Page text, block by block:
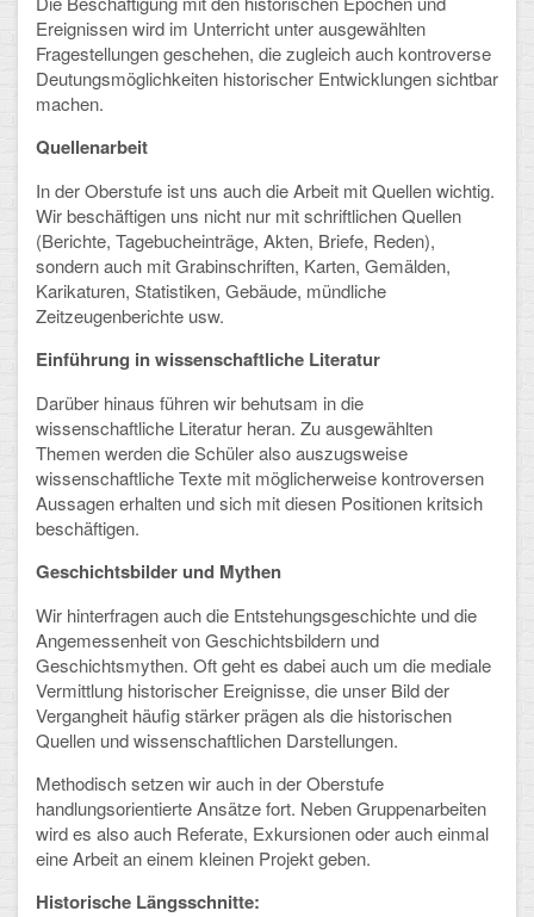
CLOUD
Lernraum Berlin
Nextcloud (Eigene Dateien und Tauschordner)
Gitlab
Ereignissen wird im Unterricht unter ausgewählten
Fragestellungen geschehen, die zugleich auch kontroverse
Deutungsmöglichkeiten historischer Entwicklungen sichtbar
machen.
Quellenarbeit
In der Oberstufe ist uns auch die Arbeit mit Quellen wichtig.
Wir beschäftigen uns nicht nur mit schriftlichen Quellen
(Berichte, Tagebucheinträge, Akten, Briefe, Reden),
sondern auch mit Grabinschriften, Karten, Gemälden,
Karikaturen, Statistiken, Gebäude, mündliche
Zeitzeugenberichte usw.
Einführung in wissenschaftliche Literatur
Darüber hinaus führen wir behutsam in die
wissenschaftliche Literatur heran. Zu ausgewählten
Themen werden die Schüler also auszugsweise
wissenschaftliche Texte mit möglicherweise kontroversen
Aussagen erhalten und sich mit diesen Positionen kritsich
beschäftigen.
Geschichtsbilder und Mythen
Wir hinterfragen auch die Entstehungsgeschichte und die
Angemessenheit von Geschichtsbildern und
Geschichtsmythen. Oft geht es dabei auch um die mediale
Vermittlung historischer Ereignisse, die unser Bild der
Vergangheit häufig stärker prägen als die historischen
Quellen und wissenschaftlichen Darstellungen.
Methodisch setzen wir auch in der Oberstufe
handlungsorientierte Ansätze fort. Neben Gruppenarbeiten
wird es also auch Referate, Exkursionen oder auch einmal
eine Arbeit an einem kleinen Projekt geben.
Historische Längsschnitte: